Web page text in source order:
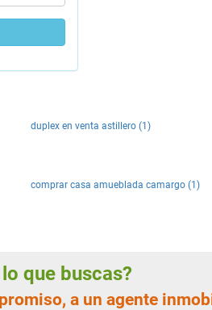
duplex en venta astillero (1)
comprar casa amueblada camargo (1)
lo que buscas?
a un agente